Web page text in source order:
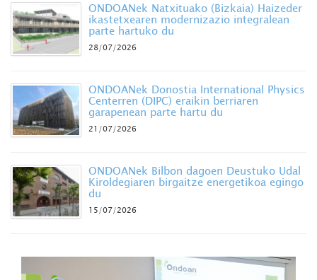
ONDOANek Natxituako (Bizkaia) Haizeder
ikastetxearen modernizazio integralean
parte hartuko du
28/07/2026
ONDOANek Donostia International Physics
Centerren (DIPC) eraikin berriaren
garapenean parte hartu du
21/07/2026
ONDOANek Bilbon dagoen Deustuko Udal
Kiroldegiaren birgaitze energetikoa egingo
du
15/07/2026